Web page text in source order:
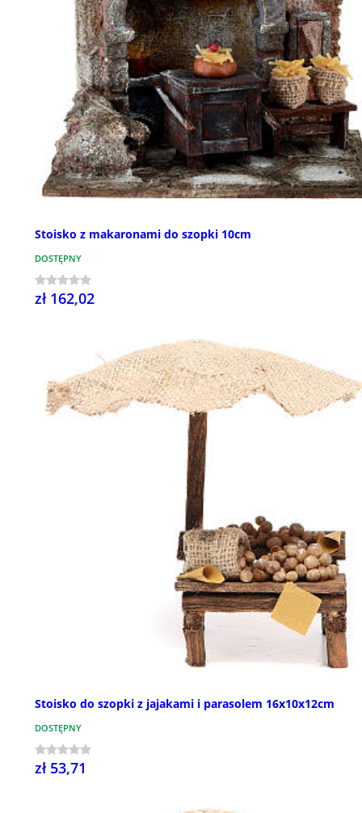
Stoisko z makaronami do szopki 10cm
DOSTĘPNY
zł 162,02
Stoisko do szopki z jajakami i parasolem 16x10x12cm
DOSTĘPNY
zł 53,71